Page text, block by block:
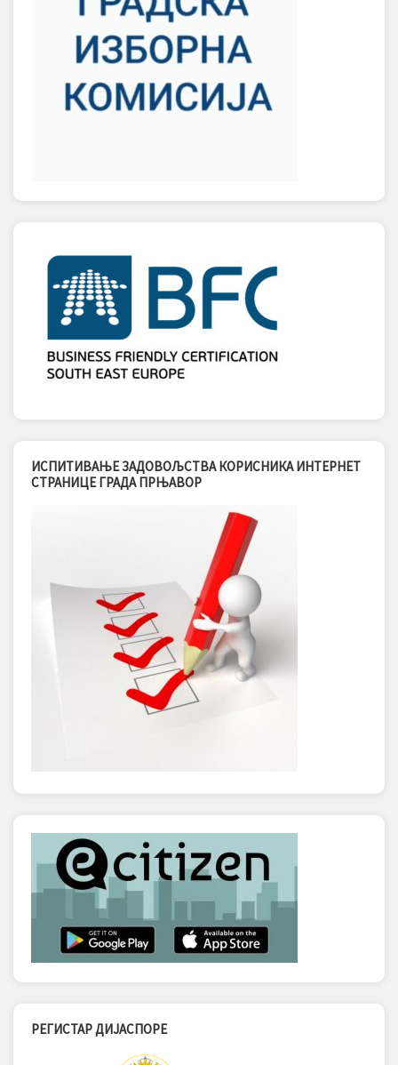
ИСПИТИВАЊЕ ЗАДОВОЉСТВА КОРИСНИКА ИНТЕРНЕТ
СТРАНИЦЕ ГРАДА ПРЊАВОР
РЕГИСТАР ДИЈАСПОРЕ